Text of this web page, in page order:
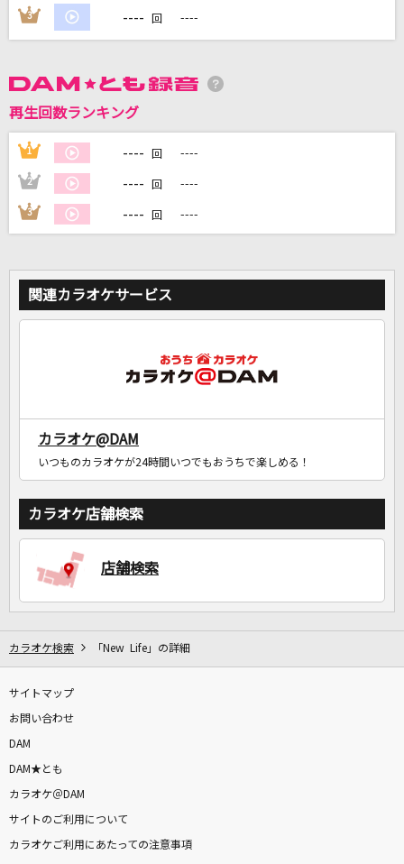
カラオケ最新情報をチェック！
3 ---- 回 ----
再生回数ランキング
1 ---- 回 ----
2 ---- 回 ----
3 ---- 回 ----
関連カラオケサービス
カラオケ@DAM
いつものカラオケが24時間いつでもおうちで楽しめる！
カラオケ店舗検索
店舗検索
カラオケ検索 「New Life」の詳細
サイトマップ
お問い合わせ
DAM
DAM★とも
カラオケ＠DAM
サイトのご利用について
カラオケご利用にあたっての注意事項